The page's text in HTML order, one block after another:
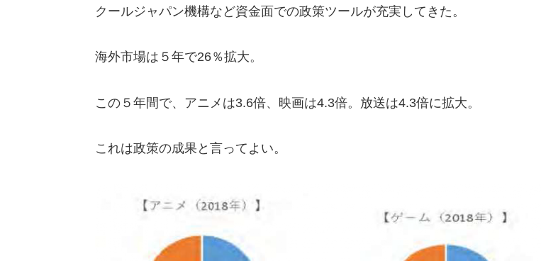
クールジャパン機構など資金面での政策ツールが充実してきた。
海外市場は５年で26％拡大。
この５年間で、アニ メは3.6倍、映画は4.3倍。放送は4.3倍に拡大。
これは政策の成果と言ってよい。